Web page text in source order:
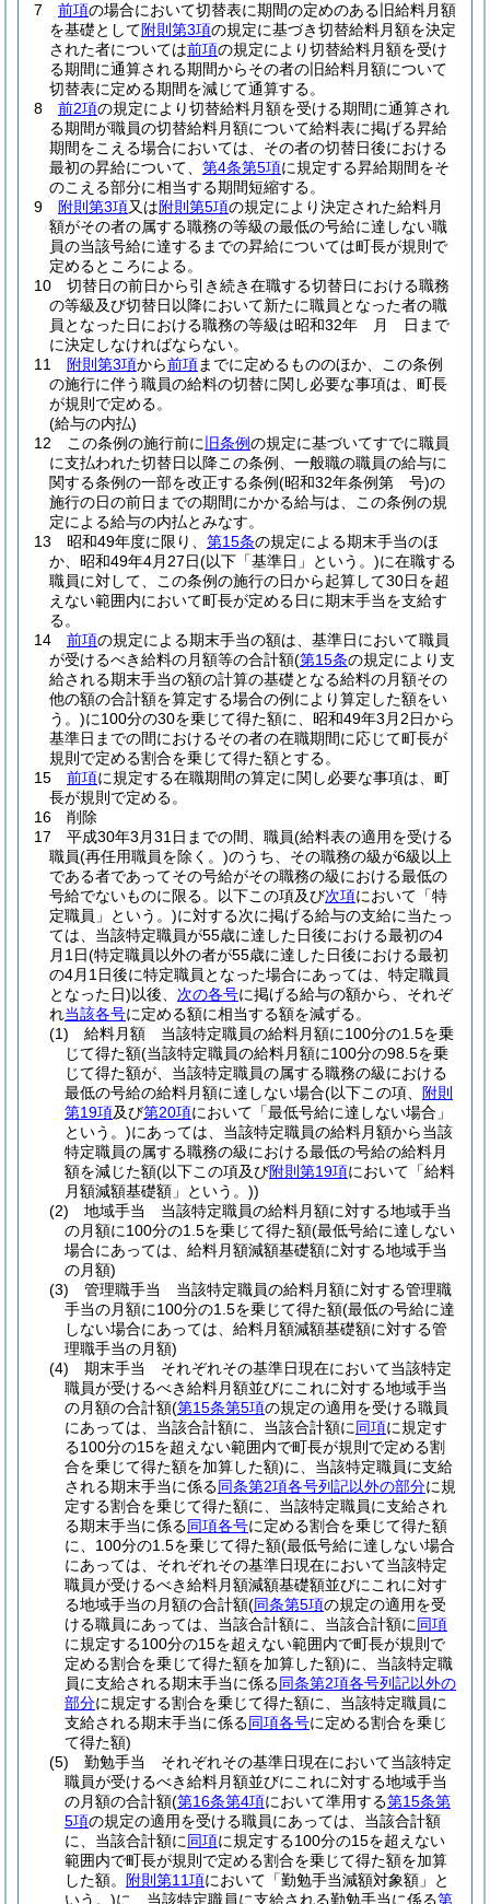
7
前項の場合において切替表に期間の定めのある旧給料月額
を基礎として附則第3項の規定に基づき切替給料月額を決定
された者については前項の規定により切替給料月額を受け
る期間に通算される期間からその者の旧給料月額について
切替表に定める期間を減じて通算する。
8
前2項の規定により切替給料月額を受ける期間に通算され
る期間が職員の切替給料月額について給料表に掲げる昇給
期間をこえる場合においては、その者の切替日後における
最初の昇給について、 第4条第5項に規定する昇給期間をそ
のこえる部分に相当する期間短縮する。
9
附則第3項又は附則第5項の規定により決定された給料月
額がその者の属する職務の等級の最低の号給に達しない職
員の当該号給に達するまでの昇給については町長が規則で
定めるところによる。
10
切替日の前日から引き続き在職する切替日における職務
の等級及び切替日以降において新たに職員となった者の職
員となった日における職務の等級は昭和32年 月 日まで
に決定しなければならない。
11
附則第3項から前項までに定めるもののほか、この条例
の施行に伴う職員の給料の切替に関し必要な事項は、町長
が規則で定める。
(給与の内払)
12
この条例の施行前に 旧条例の規定に基づいてすでに職員
に支払われた切替日以降この条例、一般職の職員の給与に
関する条例の一部を改正する条例(昭和32年条例第 号)の
施行の日の前日までの期間にかかる給与は、この条例の規
定による給与の内払とみなす。
13
昭和49年度に限り、 第15条の規定による期末手当のほ
か、昭和49年4月27日(以下「基準日」という。)に在職する
職員に対して、この条例の施行の日から起算して30日を超
えない範囲内において町長が定める日に期末手当を支給す
る。
14
前項の規定による期末手当の額は、基準日において職員
が受けるべき給料の月額等の合計額(第15条の規定により支
給される期末手当の額の計算の基礎となる給料の月額その
他の額の合計額を算定する場合の例により算定した額をい
う。)に100分の30を乗じて得た額に、昭和49年3月2日から
基準日までの間におけるその者の在職期間に応じて町長が
規則で定める割合を乗じて得た額とする。
15
前項に規定する在職期間の算定に関し必要な事項は、町
長が規則で定める。
16
削除
17
平成30年3月31日までの間、職員(給料表の適用を受ける
職員(再任用職員を除く。)のうち、その職務の級が6級以上
である者であってその号給がその職務の級における最低の
号給でないものに限る。以下この項及び次項において「特
定職員」という。)に対する次に掲げる給与の支給に当たっ
ては、当該特定職員が55歳に達した日後における最初の4
月1日(特定職員以外の者が55歳に達した日後における最初
の4月1日後に特定職員となった場合にあっては、特定職員
となった日)以後、 次の各号に掲げる給与の額から、それぞ
れ当該各号に定める額に相当する額を減ずる。
(1)
給料月額 当該特定職員の給料月額に100分の1.5を乗
じて得た額(当該特定職員の給料月額に100分の98.5を乗
じて得た額が、当該特定職員の属する職務の級における
最低の号給の給料月額に達しない場合(以下この項、
附則
第19項及び第20項において「最低号給に達しない場合」
という。)にあっては、当該特定職員の給料月額から当該
特定職員の属する職務の級における最低の号給の給料月
額を減じた額(以下この項及び附則第19項において「給料
月額減額基礎額」という。))
(2)
地域手当 当該特定職員の給料月額に対する地域手当
の月額に100分の1.5を乗じて得た額(最低号給に達しない
場合にあっては、給料月額減額基礎額に対する地域手当
の月額)
(3)
管理職手当 当該特定職員の給料月額に対する管理職
手当の月額に100分の1.5を乗じて得た額(最低の号給に達
しない場合にあっては、給料月額減額基礎額に対する管
理職手当の月額)
(4)
期末手当 それぞれその基準日現在において当該特定
職員が受けるべき給料月額並びにこれに対する地域手当
の月額の合計額(第15条第5項の規定の適用を受ける職員
にあっては、当該合計額に、当該合計額に同項に規定す
る100分の15を超えない範囲内で町長が規則で定める割
合を乗じて得た額を加算した額)に、当該特定職員に支給
される期末手当に係る同条第2項各号列記以外の部分に規
定する割合を乗じて得た額に、当該特定職員に支給され
る期末手当に係る同項各号に定める割合を乗じて得た額
に、100分の1.5を乗じて得た額(最低号給に達しない場合
にあっては、それぞれその基準日現在において当該特定
職員が受けるべき給料月額減額基礎額並びにこれに対す
る地域手当の月額の合計額(同条第5項の規定の適用を受
ける職員にあっては、当該合計額に、当該合計額に同項
に規定する100分の15を超えない範囲内で町長が規則で
定める割合を乗じて得た額を加算した額)に、当該特定職
員に支給される期末手当に係る同条第2項各号列記以外の
部分に規定する割合を乗じて得た額に、当該特定職員に
支給される期末手当に係る同項各号に定める割合を乗じ
て得た額)
(5)
勤勉手当 それぞれその基準日現在において当該特定
職員が受けるべき給料月額並びにこれに対する地域手当
の月額の合計額(第16条第4項において準用する第15条第
5項の規定の適用を受ける職員にあっては、当該合計額
に、当該合計額に同項に規定する100分の15を超えない
範囲内で町長が規則で定める割合を乗じて得た額を加算
した額。
附則第11項において「勤勉手当減額対象額」と
いう。)に、当該特定職員に支給される勤勉手当に係る第